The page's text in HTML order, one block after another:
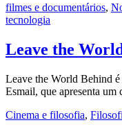
filmes e documentários,
tecnologia
Leave the
Leave the World Behind
Esmail, que apresenta
Cinema e filosofia,